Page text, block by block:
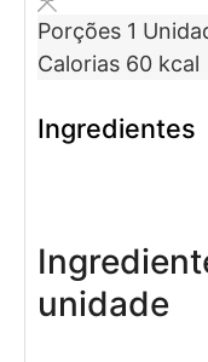
Porções 1
Calorias 60 kcal
Ingredientes
unidade